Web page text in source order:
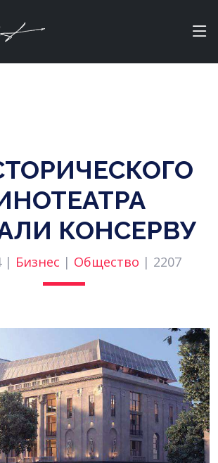
КОНСЕРВУ
| Бизнес | Общество | 2207